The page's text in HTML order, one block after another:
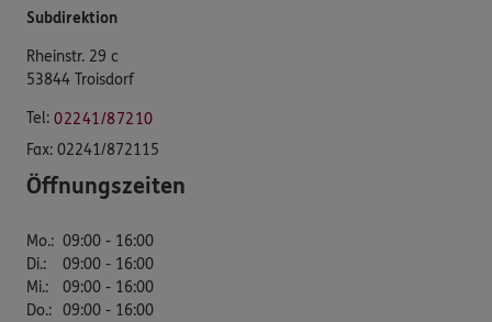
Subdirektion
Rheinstr. 29 c
53844 Troisdorf
Tel: 02241/87210
Fax: 02241/872115
Öffnungszeiten
Mo.: 09:00 - 16:00
Di.:
09:00 - 16:00
Mi.:
09:00 - 16:00
Do.: 09:00 - 16:00